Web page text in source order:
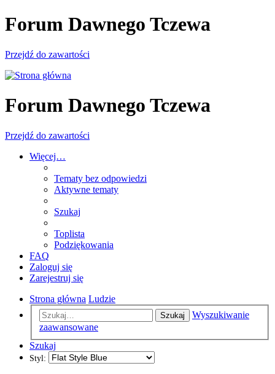
Forum Dawnego Tczewa
Przejdź do zawartości
Forum Dawnego Tczewa
Przejdź do zawartości
Więcej…
Tematy bez odpowiedzi
Aktywne tematy
Szukaj
Toplista
Podziękowania
FAQ
Zaloguj się
Zarejestruj się
Strona główna Ludzie
Szukaj
Wyszukiwanie
zaawansowane
Szukaj
Styl: